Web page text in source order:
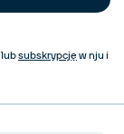
lubsubskrypcjęw nju i